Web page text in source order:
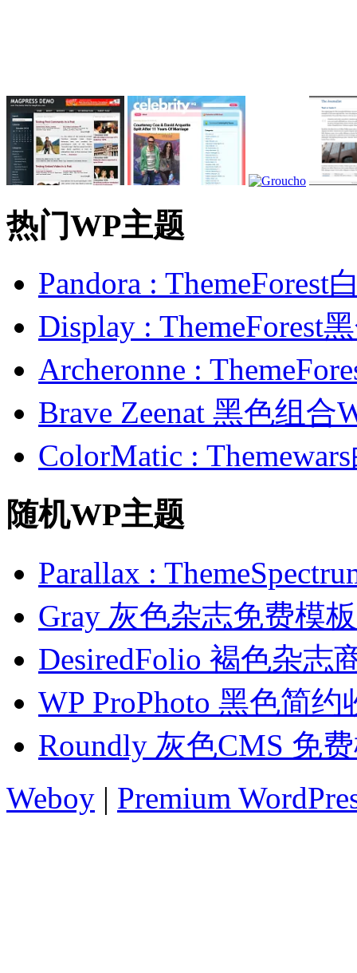
热门WP主题
Pandora : ThemeForest
Display : ThemeForest
Archeronne :
Brave Zeenat 黑色组合
ColorMatic :
随机WP主题
Parallax :
Gray 灰色杂志免费模板
DesiredFolio 褐色杂志
WP ProPhoto 黑色简约
Roundly 灰色CMS 免
Weboy | Premium